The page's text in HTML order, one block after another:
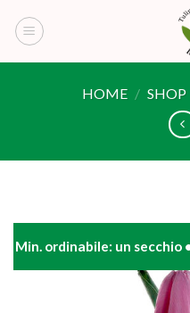
HOME / SHOP
Min. ordinabile: un secchio